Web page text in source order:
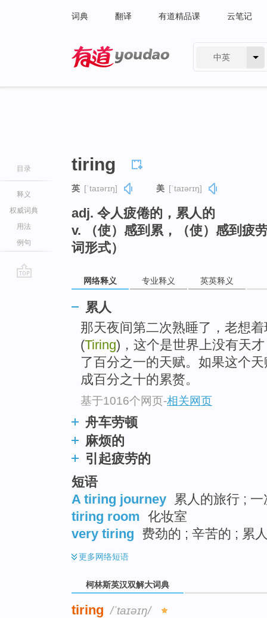
词典 翻译 有道精品课 云笔记
中英
目录
释义
权威词典
用法
例句
tiring
英 [ˈtaɪərɪŋ] 美 [ˈtaɪərɪŋ]
adj. 令人疲倦的，累人的
v. （使）感到累，（使）感到疲
词形式）
网络释义 专业释义 英英释义
累人
那天夜间第二次熟睡了，老想
(Tiring)，这个是世界上没有天
了百分之一的天赋。如果这个
成百分之十的累赘。
基于1016个网页-相关网页
舟车劳顿
麻烦的
引起疲劳的
短语
A tiring journey
累人的旅行 ;
tiring room 化妆室
very tiring 费劲的 ; 辛苦的 ; 累
更多网络短语
柯林斯英汉双解大词典
tiring /ˈtaɪəɪŋ/